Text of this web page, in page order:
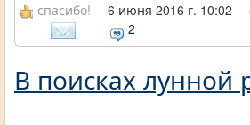
спасибо! 6 июня 2016 г. 10:02
2
В поисках лунной